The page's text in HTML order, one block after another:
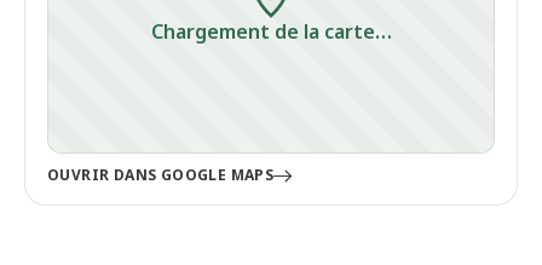
Chargement de la carte…
OUVRIR DANS GOOGLE MAPS